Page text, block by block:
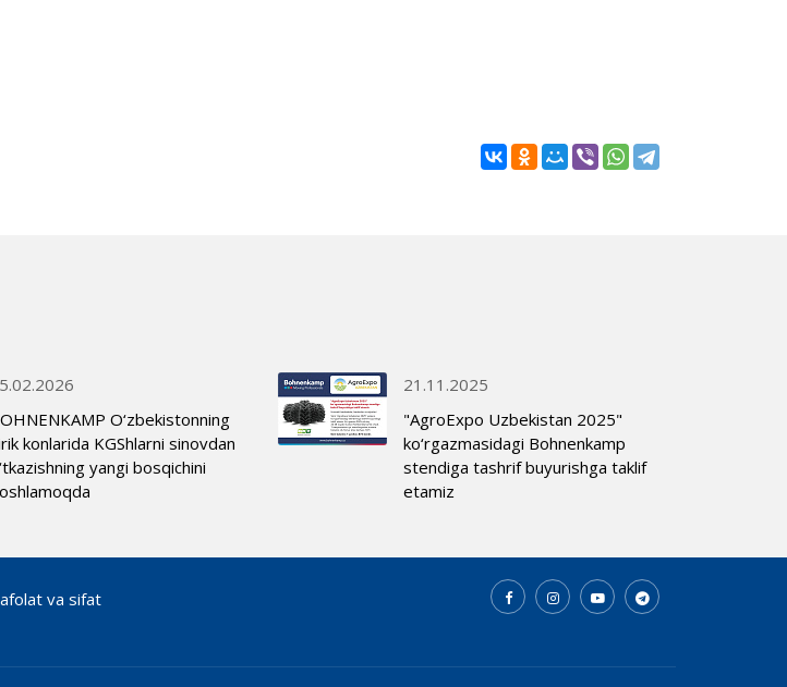
O‘zbekistonning
konlarida KGShlarni sinovdan
yangi bosqichini
21.11.2025
"AgroExpo Uzbekistan 2025"
ko‘rgazmasidagi Bohnenkamp
stendiga tashrif buyurishga taklif
etamiz
va sifat